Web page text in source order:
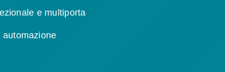
e multiporta
automazione